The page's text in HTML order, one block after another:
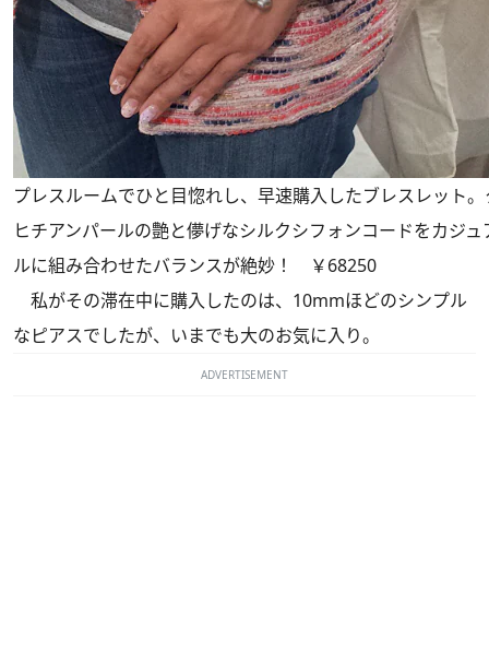
プレスルームでひと目惚れし、早速購入したブレスレット。
ヒチアンパールの艶と儚げなシルクシフォンコードをカジュ
ルに組み合わせたバランスが絶妙！ ￥68250
私がその滞在中に購入したのは、10mmほどのシンプル
なピアスでしたが、いまでも大のお気に入り。
ADVERTISEMENT